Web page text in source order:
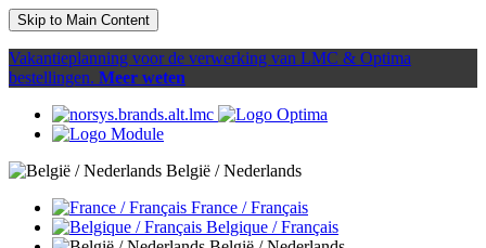
Skip to Main Content
Vakantieplanning voor de verwerking van LMC & Optima
bestellingen. Meer weten
België / Nederlands
France / Français
Belgique / Français